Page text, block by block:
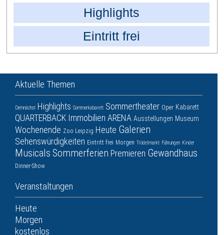
Highlights
Eintritt frei
Aktuelle Themen
Demnächst Highlights Sommerkabarett Sommertheater Oper Kabarett
QUARTERBACK Immobilien ARENA Ausstellungen Museum
Wochenende Zoo Leipzig Heute Galerien
Sehenswürdigkeiten Eintritt frei Morgen Trödelmarkt Führungen Kinder
Musicals Sommerferien Premieren Gewandhaus
Dinner-Show
Veranstaltungen
Heute
Morgen
kostenlos